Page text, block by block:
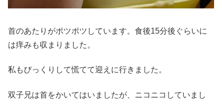
首のあたりがポツポツしています。食後15分後ぐらいに
は痒みも収まりました。
私もびっくりして慌てて迎えに行きました。
双子兄は首をかいてはいましたが、ニコニコしていまし